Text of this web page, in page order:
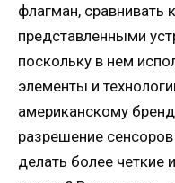
флагман, сравнивать
представленными
поскольку в нем
элементы и
американскому
разрешение
делать более четкие